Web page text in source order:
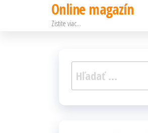
Online magazín
Zistite viac…
Hľadať: